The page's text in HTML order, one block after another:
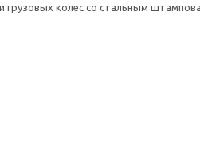
грузовых колес со стальным